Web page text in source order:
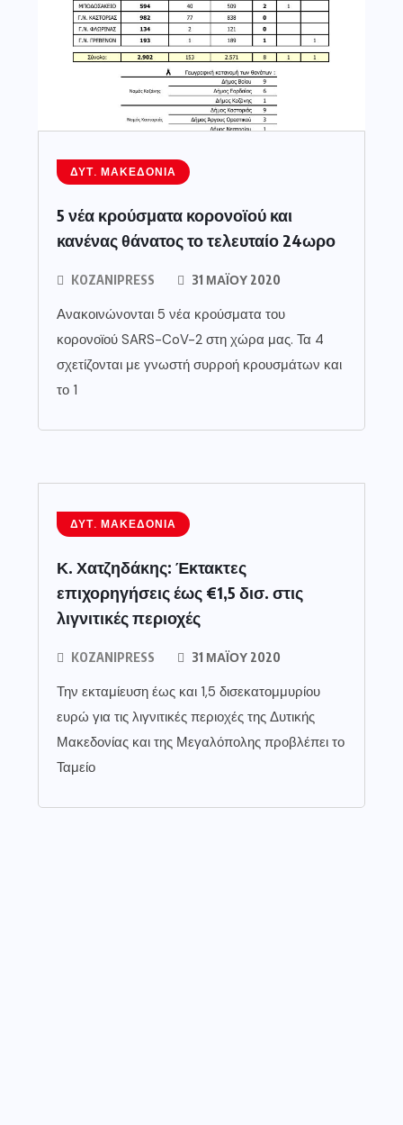
ΔΥΤ. ΜΑΚΕΔΟΝΊΑ
5 νέα κρούσματα κορονοϊού και
κανένας θάνατος το τελευταίο 24ωρο
KOZANIPRESS 31 ΜΑΪ́ΟΥ 2020
Ανακοινώνονται 5 νέα κρούσματα του
κορονοϊού SARS-CoV-2 στη χώρα μας. Τα 4
σχετίζονται με γνωστή συρροή κρουσμάτων και
το 1
ΔΥΤ. ΜΑΚΕΔΟΝΊΑ
Κ. Χατζηδάκης: Έκτακτες
επιχορηγήσεις έως €1,5 δισ. στις
λιγνιτικές περιοχές
KOZANIPRESS 31 ΜΑΪ́ΟΥ 2020
Την εκταμίευση έως και 1,5 δισεκατομμυρίου
ευρώ για τις λιγνιτικές περιοχές της Δυτικής
Μακεδονίας και της Μεγαλόπολης προβλέπει το
Ταμείο